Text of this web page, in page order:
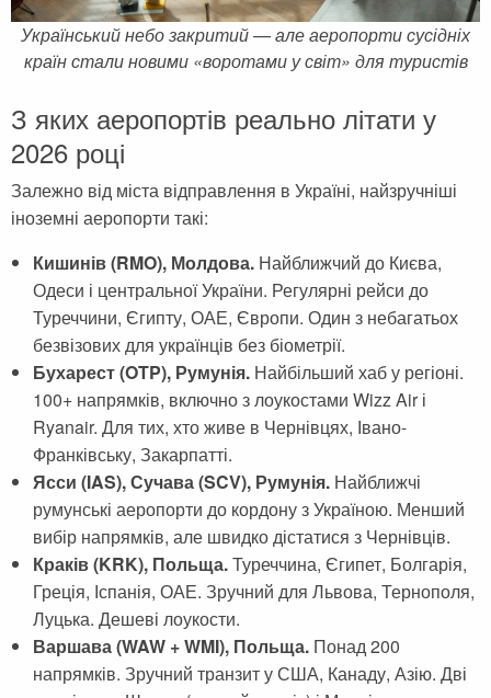
Дубай
Шри-Ланка
Кипр
Тунис
Сейшельские острова
Закопане
Амстердам
Копенгаген
Фарерские острова
Тироль
Закрытые страны
Тунис
Украина
Хорватия
Черногория
Чехия
Шри-Ланка
Український небо закритий — але аеропорти сусідніх
країн стали новими «воротами у світ» для туристів
З яких аеропортів реально літати у
2026 році
Залежно від міста відправлення в Україні, найзручніші
іноземні аеропорти такі:
Кишинів (RMO), Молдова. Найближчий до Києва,
Одеси і центральної України. Регулярні рейси до
Туреччини, Єгипту, ОАЕ, Європи. Один з небагатьох
безвізових для українців без біометрії.
Бухарест (OTP), Румунія. Найбільший хаб у регіоні.
100+ напрямків, включно з лоукостами Wizz Air і
Ryanair. Для тих, хто живе в Чернівцях, Івано-
Франківську, Закарпатті.
Ясси (IAS), Сучава (SCV), Румунія. Найближчі
румунські аеропорти до кордону з Україною. Менший
вибір напрямків, але швидко дістатися з Чернівців.
Краків (KRK), Польща.Туреччина, Єгипет, Болгарія,
Греція, Іспанія, ОАЕ. Зручний для Львова, Тернополя,
Луцька. Дешеві лоукости.
Варшава (WAW + WMI), Польща. Понад 200
напрямків. Зручний транзит у США, Канаду, Азію. Дві